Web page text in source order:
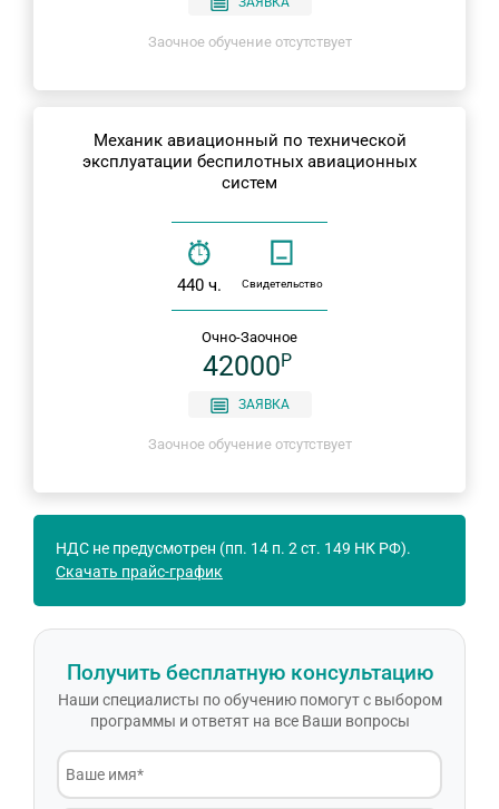
Заочное обучение отсутствует
Механик авиационный по технической
эксплуатации беспилотных авиационных
систем
440 ч. Свидетельство
Очно-Заочное
42000P
ЗАЯВКА
Заочное обучение отсутствует
НДС не предусмотрен (пп. 14 п. 2 ст. 149 НК РФ).
Скачать прайс-график
Получить бесплатную консультацию
Наши специалисты по обучению помогут с выбором
программы и ответят на все Ваши вопросы